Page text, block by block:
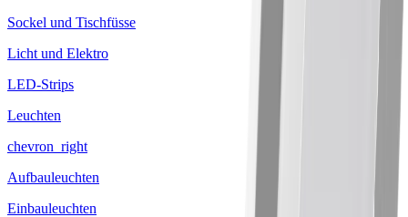
Sockel und Tischfüsse
Licht und Elektro
LED-Strips
Leuchten
chevron_right
Aufbauleuchten
Einbauleuchten